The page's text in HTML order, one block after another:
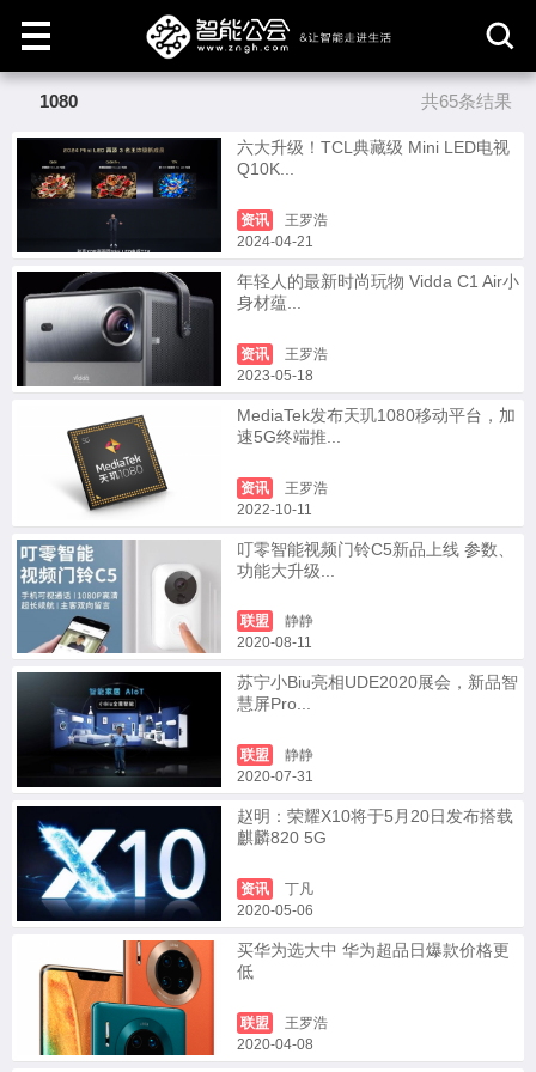
1080 共65条结果
六大升级！TCL典藏级 Mini LED电视
Q10K...
资讯
王罗浩
2024-04-21
年轻人的最新时尚玩物 Vidda C1 Air小
身材蕴...
资讯
王罗浩
2023-05-18
MediaTek发布天玑1080移动平台，加
速5G终端推...
资讯
王罗浩
2022-10-11
叮零智能视频门铃C5新品上线 参数、
功能大升级...
联盟
静静
2020-08-11
苏宁小Biu亮相UDE2020展会，新品智
慧屏Pro...
联盟
静静
2020-07-31
赵明：荣耀X10将于5月20日发布搭载
麒麟820 5G
资讯
丁凡
2020-05-06
买华为选大中 华为超品日爆款价格更
低
联盟
王罗浩
2020-04-08